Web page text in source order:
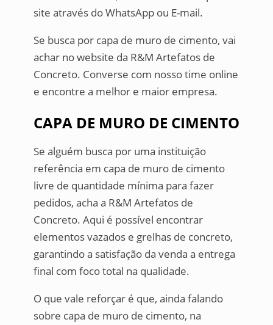
site através do WhatsApp ou E-mail.
Se busca por capa de muro de cimento, vai
achar no website da R&M Artefatos de
Concreto. Converse com nosso time online
e encontre a melhor e maior empresa.
CAPA DE MURO DE CIMENTO
Se alguém busca por uma instituição
referência em capa de muro de cimento
livre de quantidade mínima para fazer
pedidos, acha a R&M Artefatos de
Concreto. Aqui é possível encontrar
elementos vazados e grelhas de concreto,
garantindo a satisfação da venda a entrega
final com foco total na qualidade.
O que vale reforçar é que, ainda falando
sobre capa de muro de cimento, na